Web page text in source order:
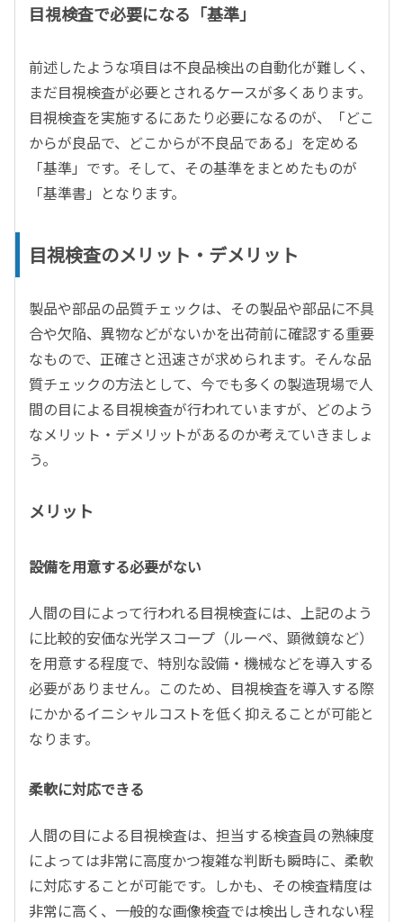
目視検査で必要になる「基準」
前述したような項目は不良品検出の自動化が難しく、
まだ目視検査が必要とされるケースが多くあります。
目視検査を実施するにあたり必要になるのが、「どこ
からが良品で、どこからが不良品である」を定める
「基準」です。そして、その基準をまとめたものが
「基準書」となります。
目視検査のメリット・デメリット
製品や部品の品質チェックは、その製品や部品に不具
合や欠陥、異物などがないかを出荷前に確認する重要
なもので、正確さと迅速さが求められます。そんな品
質チェックの方法として、今でも多くの製造現場で人
間の目による目視検査が行われていますが、どのよう
なメリット・デメリットがあるのか考えていきましょ
う。
メリット
設備を用意する必要がない
人間の目によって行われる目視検査には、上記のよう
に比較的安価な光学スコープ（ルーペ、顕微鏡など）
を用意する程度で、特別な設備・機械などを導入する
必要がありません。このため、目視検査を導入する際
にかかるイニシャルコストを低く抑えることが可能と
なります。
柔軟に対応できる
人間の目による目視検査は、担当する検査員の熟練度
によっては非常に高度かつ複雑な判断も瞬時に、柔軟
に対応することが可能です。しかも、その検査精度は
非常に高く、一般的な画像検査では検出しきれない程